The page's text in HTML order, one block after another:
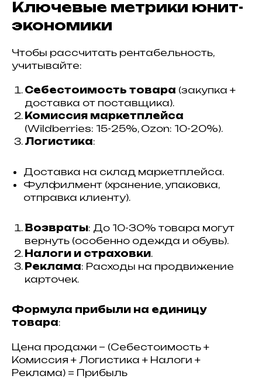
Ключевые метрики юнит-
экономики
Чтобы рассчитать рентабельность,
учитывайте:
Себестоимость товара (закупка +
доставка от поставщика).
Комиссия маркетплейса
(Wildberries: 15-25%, Ozon: 10-20%).
Логистика:
Доставка на склад маркетплейса.
Фулфилмент (хранение, упаковка,
отправка клиенту).
Возвраты: До 10-30% товара могут
вернуть (особенно одежда и обувь).
Налоги и страховки.
Реклама: Расходы на продвижение
карточек.
Формула прибыли на единицу
товара:
Цена продажи − (Себестоимость +
Комиссия + Логистика + Налоги +
Реклама) = Прибыль